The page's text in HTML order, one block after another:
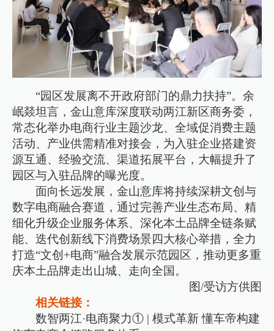
“园区发展离不开政府部门的鼎力扶持”。余
岷燚坦言，金山意库深度联动两江新区商务委，
常态化举办电商行业主题沙龙、全域促消费主题
活动、产业供需精准对接会，为入驻企业搭建资
源互通、经验交流、渠道拓展平台，大幅提升了
园区与入驻品牌的曝光度。
面向长远发展，金山意库将持续深耕文创与
数字电商融合赛道，通过完善产业生态布局、精
细化升级企业服务体系、深化本土品牌全链条赋
能、迭代创新线下消费场景四大核心举措，全力
打造“文创+电商”融合发展示范园区，推动更多重
庆本土品牌走出山城、走向全国。
图/受访方供图
相关链接：
数智两江·电商聚力① | 模式革新 懂车帝构建